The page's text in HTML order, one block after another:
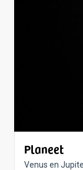
Planeet
Venus en